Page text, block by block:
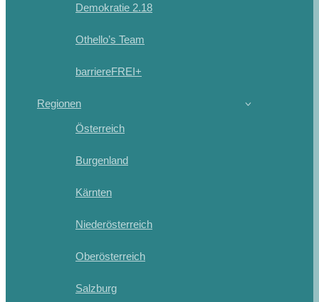
Demokratie 2.18
Othello’s Team
barriereFREI+
Regionen
Österreich
Burgenland
Kärnten
Niederösterreich
Oberösterreich
Salzburg